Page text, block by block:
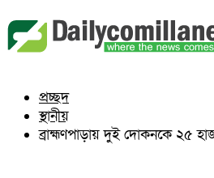
ব্রাহ্মণপাড়া
লাকসাম
লালমাই
প্রচ্ছদ
স্থানীয়
ব্রাহ্মণপাড়ায় দুই দোকনকে ২৫